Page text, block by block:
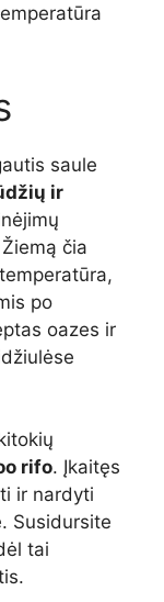
saule
ir
čia
po
oazes ir
rifo. Įkaitęs
ir nardyti
Susidursite
tai